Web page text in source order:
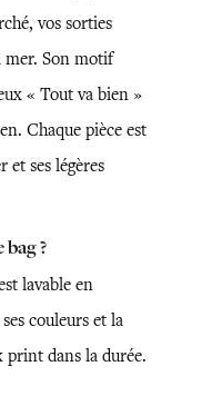
vos sorties
mer. Son motif
« Tout va bien »
Chaque pièce est
et ses légères
?
lavable en
couleurs et la
print dans la durée.